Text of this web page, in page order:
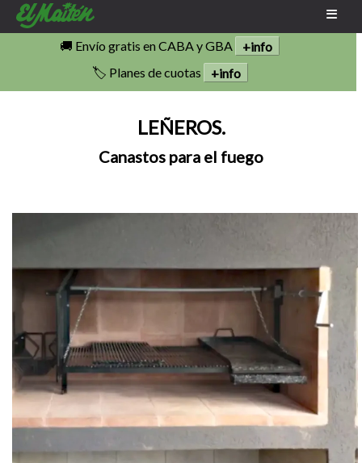
🚚 Envío gratis en CABA y GBA
+info
🏷️ Planes de cuotas
+info
LEÑEROS.
Canastos para el fuego